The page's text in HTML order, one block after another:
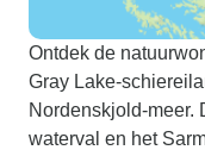
Ontdek de
Gray Lake-
Nordenskjold-meer.
waterval en het